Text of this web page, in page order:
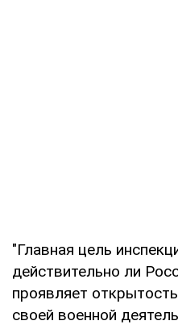
"Главная цель
действительно ли
проявляет
своей военной